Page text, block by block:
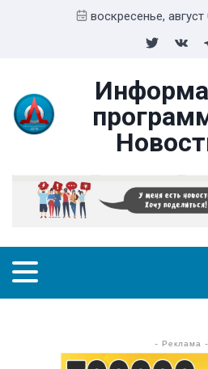
воскресенье,
- Реклама -